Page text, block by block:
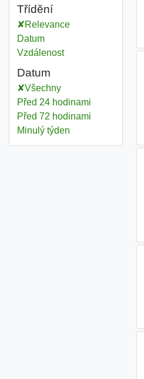
Třídění
Relevance
Datum
Vzdálenost
Datum
Všechny
Před 24 hodinami
Před 72 hodinami
Minulý týden